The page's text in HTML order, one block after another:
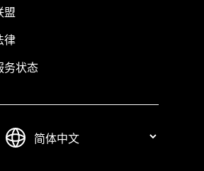
盟
律
务状态